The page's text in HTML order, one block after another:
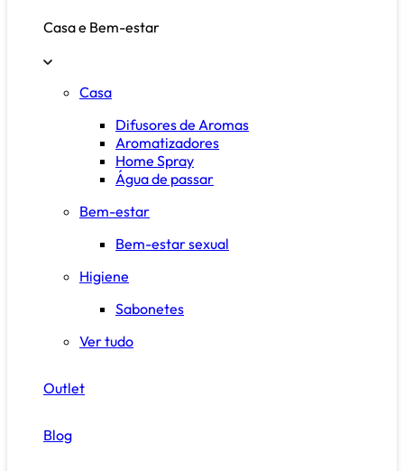
Casa e Bem-estar
Casa
Difusores de Aromas
Aromatizadores
Home Spray
Água de passar
Bem-estar
Bem-estar sexual
Higiene
Sabonetes
Ver tudo
Outlet
Blog